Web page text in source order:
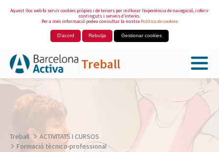
Aquest lloc web fa servir cookies pròpies i de tercers per millorar l’experiència de navegació, i oferir
continguts i serveis d’interès.
Per a més informació podeu consultar la nostra Política de cookies
D'acord Rebutja Gestionar cookies
Treball
Salta al contingut principal
Treball
ACTIVITATS I CURSOS
Formació tècnico-professional